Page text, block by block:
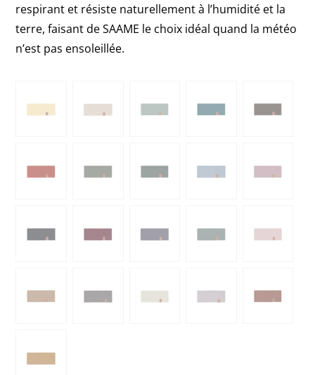
respirant et résiste naturellement à l’humidité et la
terre, faisant de SAAME le choix idéal quand la météo
n’est pas ensoleillée.